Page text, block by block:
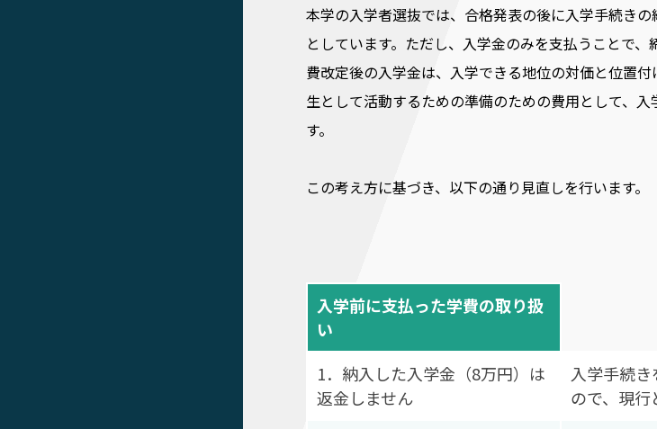
本学の入学者選抜では、合格発表の後に入学手続き
としています。ただし、入学金のみを支払うことで
費改定後の入学金は、入学できる地位の対価と位置
生として活動するための準備のための費用として、
す。
この考え方に基づき、以下の通り見直しを行います。
入学前に支払った学費の取り扱
い
1．納入した入学金（8万円）は
返金しません
入学手続
ので、現行